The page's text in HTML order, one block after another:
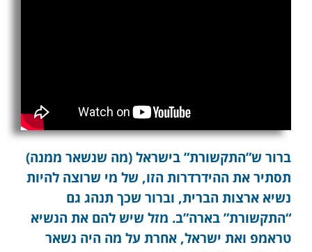
ברור ש”התקשורת” בישראל (מה שנשאר ממנה)
תסתיר את ההידרדרות הזו, של מי שרוצה להיות
נשיא ארצות הברית, וברור שכך תנהג גם
“התקשורת” בארה”ב. מזל שיש להם את הנשיא
טראמפ ואת ישראל, אחרת על מה היה נשאר